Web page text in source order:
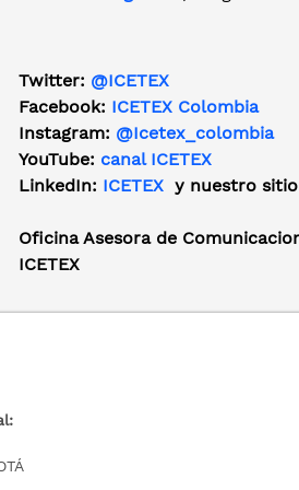
Twitter: @ICETEX
Facebook: ICETEX Colombia
Instagram: @Icetex_colombia
YouTube: canal ICETEX
LinkedIn: ICETEX y nuestro
Oficina Asesora de
ICETEX